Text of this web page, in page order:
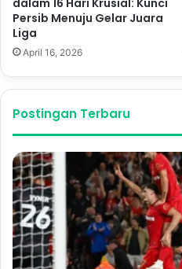
Persib Menuju Gelar Juara
Liga
April 16, 2026
Postingan Terbaru